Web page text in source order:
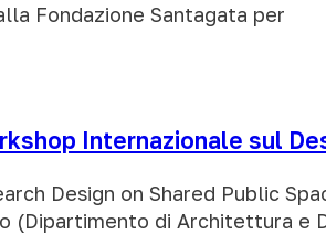
Fondazione Santagata per
Internazionale sul
Design on Shared Public
(Dipartimento di Architettura e